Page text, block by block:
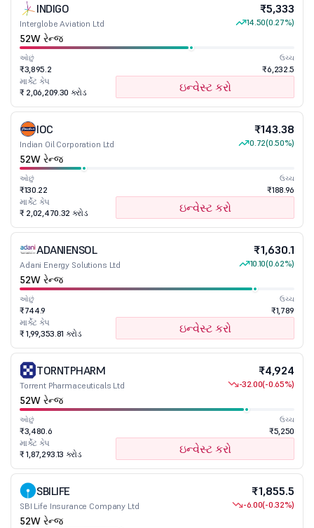
INDIGO
Interglobe Aviation Ltd
₹5,333
14.50(0.27%)
52W રેન્જ
ઓછું
₹3,895.2
ઉચ્ચ
₹6,232.5
માર્કેટ કેપ
₹ 2,06,209.30 કરોડ
ઇન્વેસ્ટ કરો
IOC
Indian Oil Corporation Ltd
₹143.38
0.72(0.50%)
52W રેન્જ
ઓછું
₹130.22
ઉચ્ચ
₹188.96
માર્કેટ કેપ
₹ 2,02,470.32 કરોડ
ઇન્વેસ્ટ કરો
ADANIENSOL
Adani Energy Solutions Ltd
₹1,630.1
10.10(0.62%)
52W રેન્જ
ઓછું
₹744.9
ઉચ્ચ
₹1,789
માર્કેટ કેપ
₹ 1,99,353.81 કરોડ
ઇન્વેસ્ટ કરો
TORNTPHARM
Torrent Pharmaceuticals Ltd
₹4,924
-32.00(-0.65%)
52W રેન્જ
ઓછું
₹3,480.6
ઉચ્ચ
₹5,250
માર્કેટ કેપ
₹ 1,87,293.13 કરોડ
ઇન્વેસ્ટ કરો
SBILIFE
SBI Life Insurance Company Ltd
₹1,855.5
-6.00(-0.32%)
52W રેન્જ